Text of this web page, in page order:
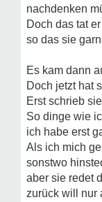
nachdenken
Doch das tat
so das sie
Es kam dann
Doch jetzt hat
Erst schrieb
So dinge wie
ich habe erst
Als ich mich
sonstwo
aber sie redet
zurück will nur